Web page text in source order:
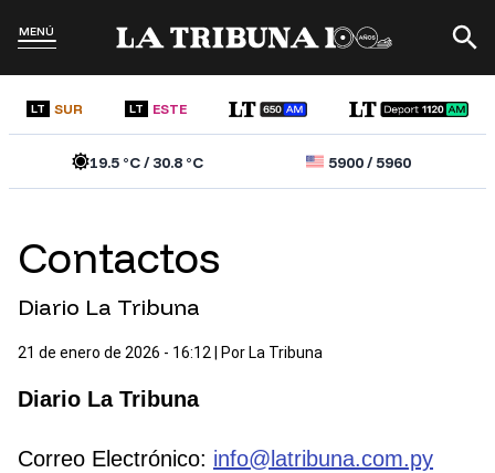
MENÚ
LT SUR LT ESTE
19.5°C /30.8°C 5900/5960
Contactos
Diario La Tribuna
21 de enero de 2026 - 16:12 | Por La Tribuna
Diario La Tribuna
Correo Electrónico: info@latribuna.com.py